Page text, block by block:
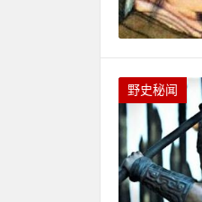
野史秘闻